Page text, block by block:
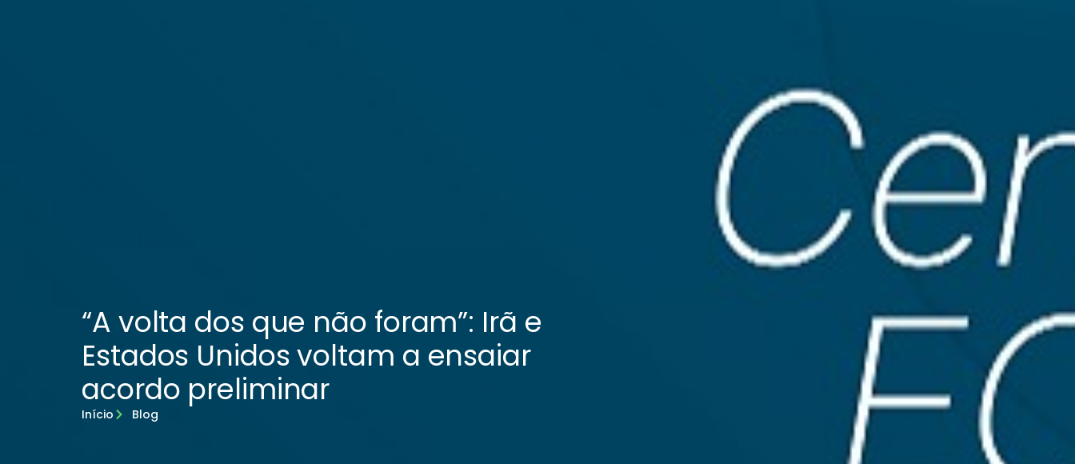
“A volta dos que não foram”: Irã e
Estados Unidos voltam a ensaiar
acordo preliminar
Início Blog